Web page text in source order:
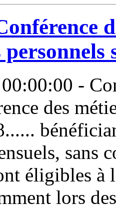
personnels
-
des
sans
éligibles à
lors